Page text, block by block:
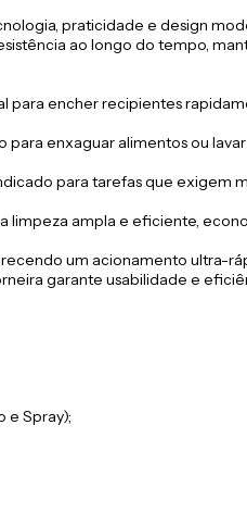
praticidade e design
ao longo do tempo,
para encher recipientes
enxaguar alimentos ou
para tarefas que exigem
limpeza ampla e eficiente,
um acionamento ultra-
garante usabilidade e
e Spray);